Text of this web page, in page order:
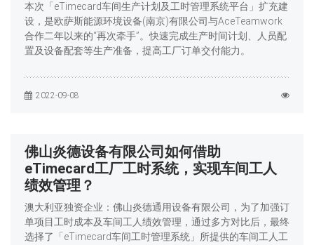
本次「eTimecard车间生产计划及工时管理系统平台」扩充建
设，是欧萨斯能源环境设备(南京)有限公司与AceTeamwork
合作二年以来的“再次牵手”。快速完成生产时间计划、人员配
置及设备配套等生产准备，提高工厂订单交付能力。
2022-09-08
佛山炎德设备有限公司如何借助
eTimecard工厂工时系统，实现车间工人
绩效管理？
澳大利亚独资企业：佛山炎德通用设备有限公司，为了加强订
单项目工时成本及车间工人绩效管理，通过多方对比后，最终
选择了「eTimecard车间工时管理系统」所提供的车间工人工